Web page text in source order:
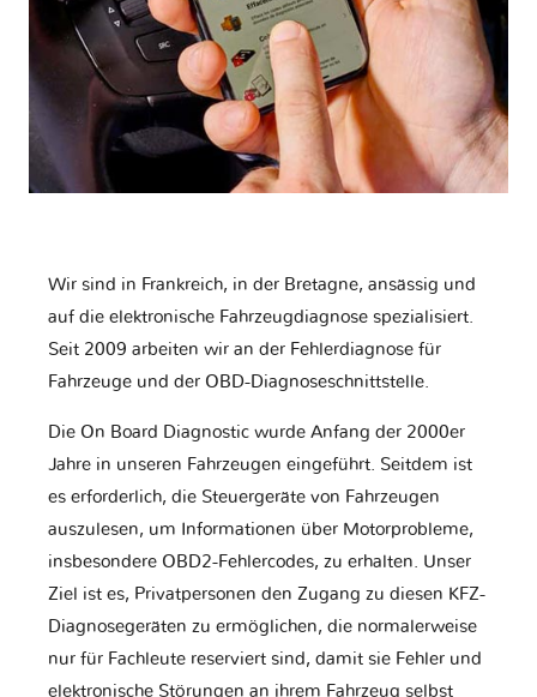
Wir sind in Frankreich, in der Bretagne, ansässig und
auf die elektronische Fahrzeugdiagnose spezialisiert.
Seit 2009 arbeiten wir an der Fehlerdiagnose für
Fahrzeuge und der OBD-Diagnoseschnittstelle.
Die On Board Diagnostic wurde Anfang der 2000er
Jahre in unseren Fahrzeugen eingeführt. Seitdem ist
es erforderlich, die Steuergeräte von Fahrzeugen
auszulesen, um Informationen über Motorprobleme,
insbesondere OBD2-Fehlercodes, zu erhalten. Unser
Ziel ist es, Privatpersonen den Zugang zu diesen KFZ-
Diagnosegeräten zu ermöglichen, die normalerweise
nur für Fachleute reserviert sind, damit sie Fehler und
elektronische Störungen an ihrem Fahrzeug selbst